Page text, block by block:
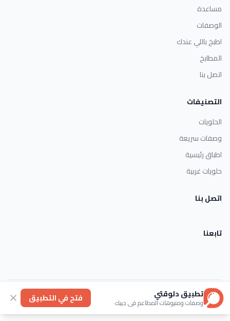
مساعدة
الوصفات
اطبخ باللي عندك
المطابخ
اتصل بنا
التصنيفات
الحلويات
وصفات سريعة
اطباق رئيسية
حلويات غربية
اتصل بنا
تابعنا
خصوصية عنا
© 2026 Dlwaqty. جميع الحقوق محفوظة.
تطبيق دلوقتي
وصفات ومنيوهات المطاعم في جيبك فتح في التطبيق